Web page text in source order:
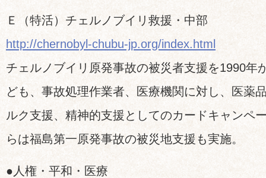
Ｅ（特活）チェルノブイリ救援・中部
http://chernobyl-chubu-jp.org/index.html
チェルノブイリ原発事故の被災者支援を1990年
ども、事故処理作業者、医療機関に対し、医薬
ルク支援、精神的支援としてのカードキャンペ
らは福島第一原発事故の被災地支援も実施。
●人権・平和・医療